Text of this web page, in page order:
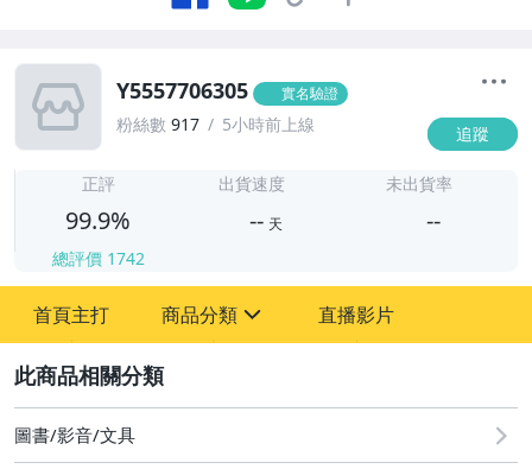
Y5557706305 實名驗證
粉絲數 917 5小時前上線 追蹤
正評
99.9%
總評價 1742
出貨速度
-- 天
未出貨率
--
首頁主打 商品分類
圖書/影音/文具
直播影片
圖書/影音/文具